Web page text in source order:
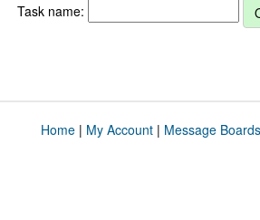
Task name:
Home| My Account| Message Boards